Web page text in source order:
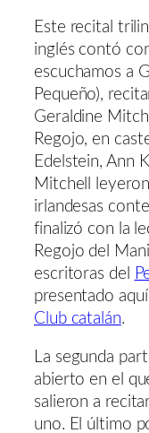
Este recital
inglés contó
escuchamos a
Pequeño),
Geraldine
Regojo, en
Edelstein, Ann
Mitchell
irlandesas
finalizó con la
Regojo del
escritoras del
presentado
Club catalán.
La segunda
abierto en el
salieron a
uno. El último